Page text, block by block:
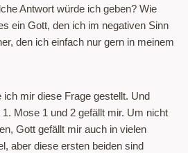
Antwort würde ich geben? Wie
ein Gott, den ich im negativen Sinn
den ich einfach nur gern in meinem
ich mir diese Frage gestellt. Und
Mose 1 und 2 gefällt mir. Um nicht
Gott gefällt mir auch in vielen
aber diese ersten beiden sind